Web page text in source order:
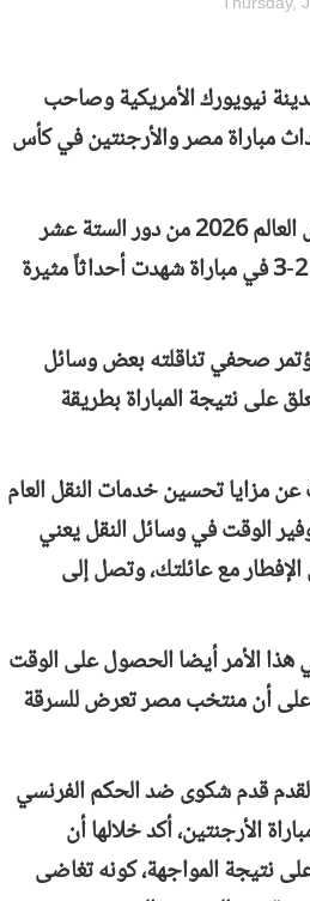
نيويورك الأمريكية وصاحب
مباراة مصر والأرجنتين في كأس
وودعت مصر منافسات كأس العالم 2026 من دور الستة عشر
ضد الأرجنتين بعد الخسارة 2-3 في مباراة شهدت أحداثاً مثيرة
صحفي تناقلته بعض وسائل
على نتيجة المباراة بطريقة
مزايا تحسين خدمات النقل العام
الوقت في وسائل النقل يعني
الإفطار مع عائلتك، وتصل إلى
الأمر أيضا الحصول على الوقت
على أن منتخب مصر تعرض للسرقة
قدم شكوى ضد الحكم الفرنسي
الأرجنتين، أكد خلالها أن
نتيجة المواجهة، كونه تغاضى